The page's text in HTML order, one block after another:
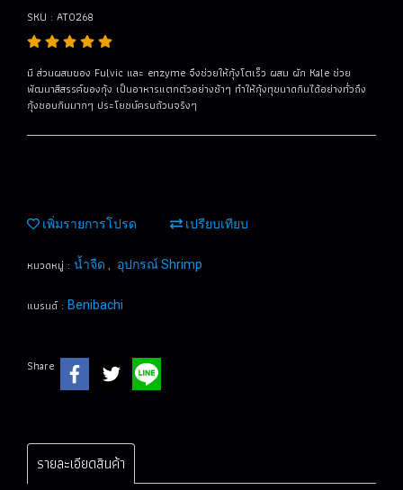
SKU : AT0268
มี ส่วนผสมของ Fulvic และ enzyme จึงช่วยให้กุ้งโตเร็ว ผสม ผัก Kale ช่วย
พัฒนาสีสรรค์ของกุ้ง เป็นอาหารแตกตัวอย่างช้าๆ ทำให้กุ้งทุขนาดกินได้อย่างทั่วถึง
กุ้งชอบกินมากๆ ประโยชน์ครบถ้วนจริงๆ
เพิ่มรายการโปรด เปรียบเทียบ
หมวดหมู่ : น้ำจืด , อุปกรณ์ Shrimp
แบรนด์ : Benibachi
Share
รายละเอียดสินค้า